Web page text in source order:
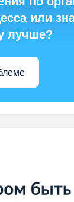
или
лучше?